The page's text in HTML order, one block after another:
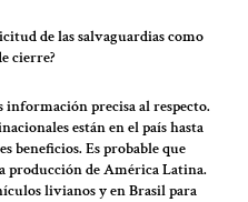
de las salvaguardias como
cierre?
precisa al respecto.
están en el país hasta
beneficios. Es probable que
producción de América Latina.
livianos y en Brasil para